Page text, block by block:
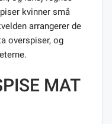
kvinner små
arrangerer de
overspiser, og
MAT